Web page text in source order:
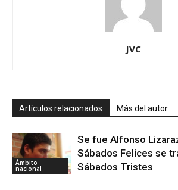
JVC
Artículos relacionados Más del autor
Ámbito
nacional
Se fue Alfonso
Sábados Felices se
Sábados Tristes